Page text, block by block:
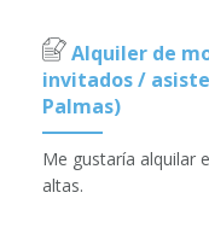
Alquiler de
invitados /
Palmas)
Me gustaría alquilar
altas.